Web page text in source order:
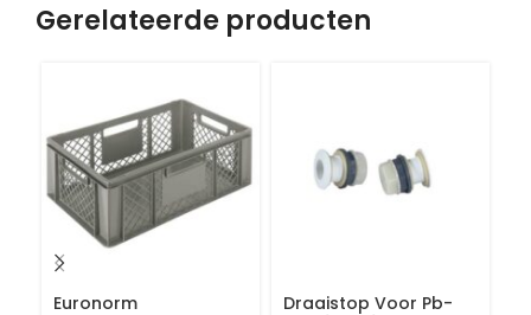
Gerelateerde producten
Euronorm
Draaistop Voor Pb-